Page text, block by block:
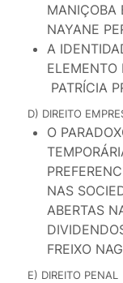
MANIÇOBA
NAYANE
A
ELEMENTO
PATRÍCIA
D) DIREITO
O
NAS
ABERTAS
FREIXO
E) DIREITO PENAL